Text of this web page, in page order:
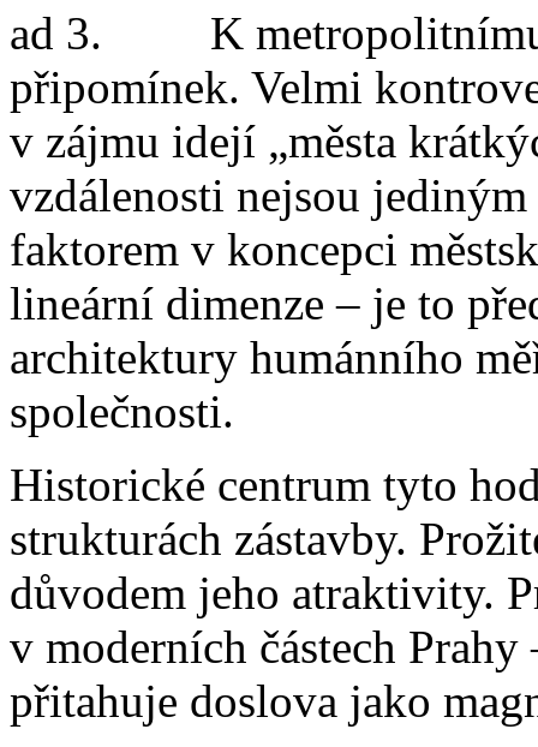
ad 3. K metropolitnímu
připomínek. Velmi
v zájmu idejí „města
vzdálenosti nejsou
faktorem v koncepci
lineární dimenze – je to
architektury humánního
společnosti.
Historické centrum tyto
strukturách zástavby.
důvodem jeho atraktivity.
v moderních částech
přitahuje doslova jako